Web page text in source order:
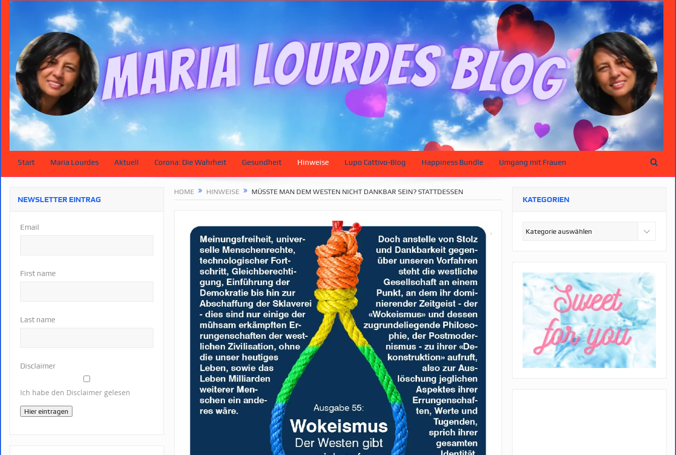
Start Maria Lourdes Aktuell Corona: Die Wahrheit Gesundheit Hinweise Lupo Cattivo-Blog Happiness Bundle Umgang mit Frauen
HOME HINWEISE MÜSSTE MAN DEM WESTEN NICHT DANKBAR SEIN? STATTDESSEN
NEWSLETTER EINTRAG
Email
First name
Last name
Disclaimer
Ich habe den Disclaimer gelesen
Hier eintragen
KATEGORIEN